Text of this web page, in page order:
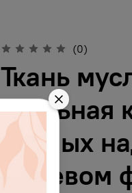
(0)
Ткань
стильная
чёрных
бежевом